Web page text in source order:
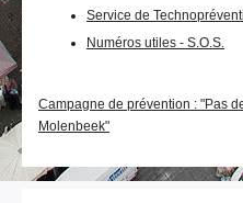
Service de
Numéros utiles - S.O.S.
Campagne de prévention : "Pas
Molenbeek"